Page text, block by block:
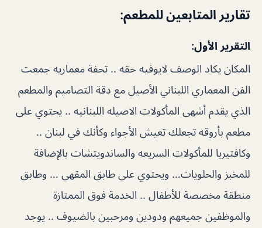
تقارير المتابعين للمطعم:
التقرير الأول:
المكان يكاد الوصف لايوفيه حقه .. تحفة معماريه جمعت
الفن المعماري اللبناني الأصيل مع دقة التصاميم والمطعم
الذي يقدم أشهى المأكولات الاصيله اللبنانيه .. يحتوي على
مطعم بأروقه تجعلك تعيش الأجواء وكأنك في لبنان ..
وكافتيريا للمأكولات السريعه والساندويتشات بالإضافة
للمخبز والحلويات… ويحتوي على طابق المقهى … وطابق
منطقة مخصصة للأطفال .. الخدمة فوق الممتازة
والموظفين جميعهم ودودين ومرحبين بالضيوف .. يوجد